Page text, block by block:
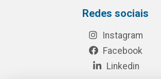
Redes sociais
Instagram
Facebook
Linkedin